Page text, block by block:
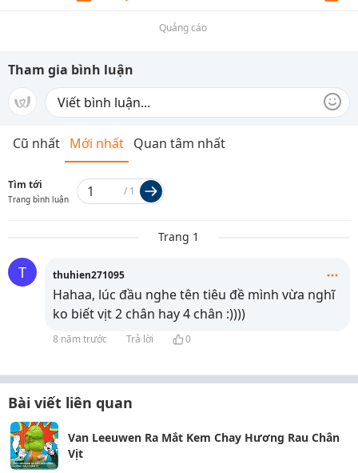
Quảng cáo
Tham gia bình luận
Cũ nhất Mới nhất Quan tâm nhất
Tìm tới
Trang bình luận
/ 1
Trang 1
T thuhien271095
Hahaa, lúc đầu nghe tên tiêu đề mình vừa nghĩ
ko biết vịt 2 chân hay 4 chân :))))
8 năm trước Trả lời 0
Bài viết liên quan
Van Leeuwen Ra Mắt Kem Chay Hương Rau Chân
Vịt